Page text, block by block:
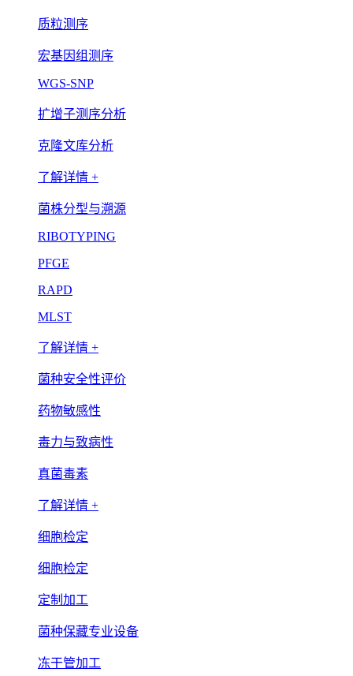
质粒测序
宏基因组测序
WGS-SNP
扩增子测序分析
克隆文库分析
了解详情 +
菌株分型与溯源
RIBOTYPING
PFGE
RAPD
MLST
了解详情 +
菌种安全性评价
药物敏感性
毒力与致病性
真菌毒素
了解详情 +
细胞检定
细胞检定
定制加工
菌种保藏专业设备
冻干管加工